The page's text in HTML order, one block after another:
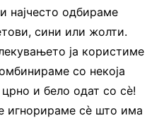
најчесто одбираме
сини или жолти.
ја користиме
со некоја
црно и бело одат со сè!
игнорираме сè што има